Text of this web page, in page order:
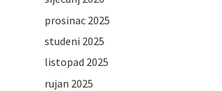
prosinac 2025
studeni 2025
listopad 2025
rujan 2025